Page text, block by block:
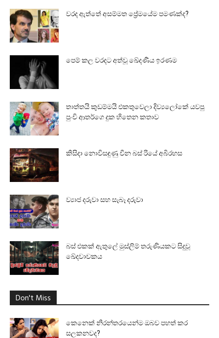
වරද ඇත්තේ අසම්මත ප්‍රේමයේම පමණක්ද?
පෙම් කල වරදට අත්වූ ඛේදණීය ඉරණම
තාත්තයි කුඩම්මයි එකතුවෙලා දිව්‍යලෝකේ යවපු
පුංචි ආතර්ගෙ දුක හිතෙන කතාව
කිසිදා නොවිසඳුණු චීන බස් රියේ අබිරහස
ව්‍යාජ දරුවා සහ සැබෑ දරුවා
බස් එකක් ඇතුලේ මුස්ලිම් තරුණියකට සිදුවූ
ඛේදවාචකය
Don't Miss
කෙනෙක් නිරන්තරයෙන්ම ඔබව පහත් කර
සලකනවද?